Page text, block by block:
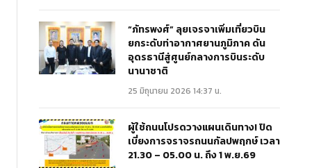
“ภัทรพงศ์” ลุยเจรจาเพิ่มเที่ยวบิน
ยกระดับท่าอากาศยานภูมิภาค ดัน
อุดรธานีสู่ศูนย์กลางการบินระดับ
นานาชาติ
25 มิถุนายน 2026 14:37 น.
ผู้ใช้ถนนโปรดวางแผนเดินทาง! ปิด
เบี่ยงการจราจรถนนกัลปพฤกษ์ เวลา
21.30 – 05.00 น. ถึง 1 พ.ย.69